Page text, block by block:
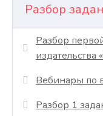
Разбор
Разбор
Вебинары по
Разбор 1